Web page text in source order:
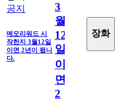
공지
메모리워드 시
작한지 3월12일
이면 2년이 됩니
다.
3
월
12
일
이
면
2
장화